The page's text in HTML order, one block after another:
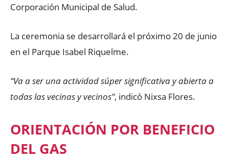
Corporación Municipal de Salud.
La ceremonia se desarrollará el próximo 20 de junio
en el Parque Isabel Riquelme.
“Va a ser una actividad súper significativa y abierta a
todas las vecinas y vecinos”, indicó Nixsa Flores.
ORIENTACIÓN POR BENEFICIO
DEL GAS